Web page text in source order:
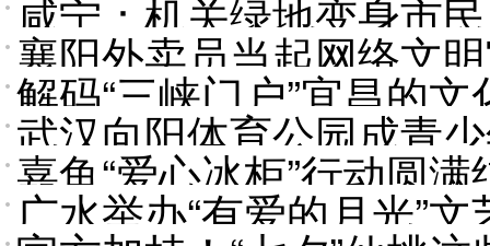
咸宁：机关绿地变身市
襄阳外卖员当起网络文
解码“三峡门户”宜昌的
武汉向阳体育公园成青
嘉鱼“爱心冰柜”行动圆
广水举办“有爱的月光”